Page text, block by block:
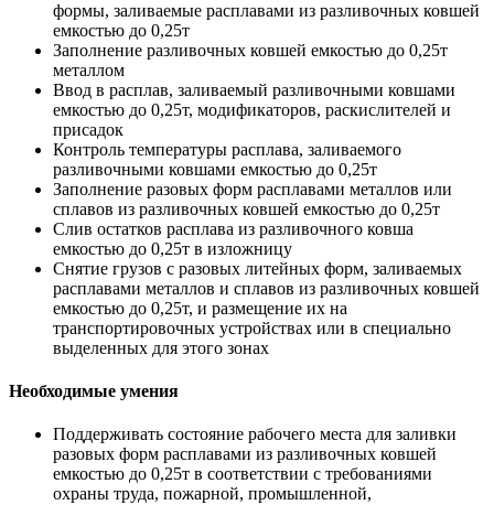
формы, заливаемые расплавами из разливочных ковшей
емкостью до 0,25т
Заполнение разливочных ковшей емкостью до 0,25т
металлом
Ввод в расплав, заливаемый разливочными ковшами
емкостью до 0,25т, модификаторов, раскислителей и
присадок
Контроль температуры расплава, заливаемого
разливочными ковшами емкостью до 0,25т
Заполнение разовых форм расплавами металлов или
сплавов из разливочных ковшей емкостью до 0,25т
Слив остатков расплава из разливочного ковша
емкостью до 0,25т в изложницу
Снятие грузов с разовых литейных форм, заливаемых
расплавами металлов и сплавов из разливочных ковшей
емкостью до 0,25т, и размещение их на
транспортировочных устройствах или в специально
выделенных для этого зонах
Необходимые умения
Поддерживать состояние рабочего места для заливки
разовых форм расплавами из разливочных ковшей
емкостью до 0,25т в соответствии с требованиями
охраны труда, пожарной, промышленной,